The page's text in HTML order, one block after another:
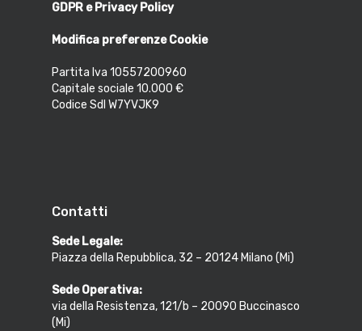
GDPR e Privacy Policy
Modifica preferenze Cookie
Partita Iva 10557200960
Capitale sociale 10.000 €
Codice SdI W7YVJK9
Contatti
Sede Legale:
Piazza della Repubblica, 32 – 20124 Milano (Mi)
Sede Operativa:
via della Resistenza, 121/b – 20090 Buccinasco
(Mi)